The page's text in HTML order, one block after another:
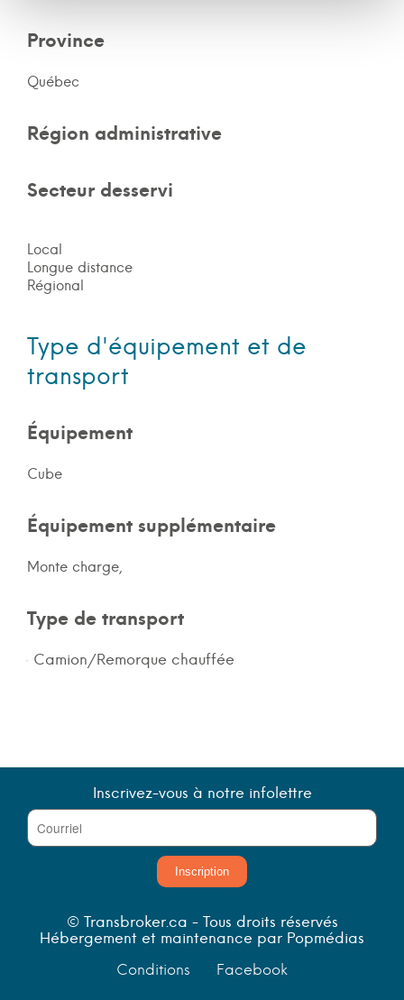
Province
Québec
Région administrative
Secteur desservi
Local
Longue distance
Régional
Type d'équipement et de
transport
Équipement
Cube
Équipement supplémentaire
Monte charge,
Type de transport
Camion/Remorque chauffée
Inscrivez-vous à notre infolettre
Inscription
© Transbroker.ca - Tous droits réservés
Hébergement et maintenance par Popmédias
Conditions
Facebook